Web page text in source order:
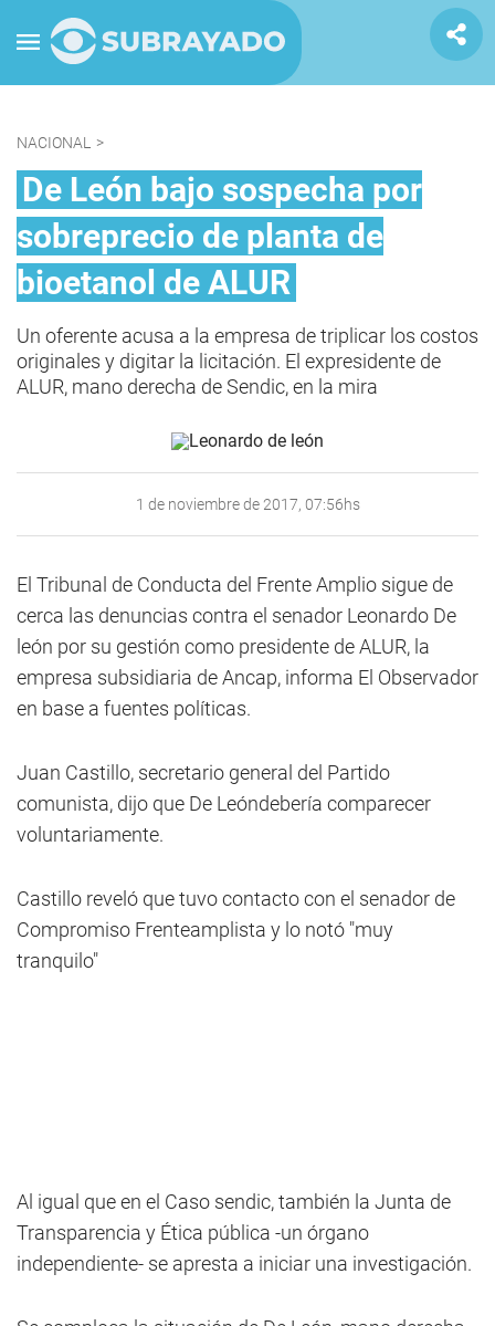
NACIONAL >
De León bajo sospecha por
sobreprecio de planta de
bioetanol de ALUR
Un oferente acusa a la empresa de triplicar los costos
originales y digitar la licitación. El expresidente de
ALUR, mano derecha de Sendic, en la mira
1 de noviembre de 2017, 07:56hs
El Tribunal de Conducta del Frente Amplio sigue de
cerca las denuncias contra el senador Leonardo De
león por su gestión como presidente de ALUR, la
empresa subsidiaria de Ancap, informa El Observador
en base a fuentes políticas.
Juan Castillo, secretario general del Partido
comunista, dijo que De Leóndebería comparecer
voluntariamente.
Castillo reveló que tuvo contacto con el senador de
Compromiso Frenteamplista y lo notó "muy
tranquilo"
Al igual que en el Caso sendic, también la Junta de
Transparencia y Ética pública -un órgano
independiente- se apresta a iniciar una investigación.